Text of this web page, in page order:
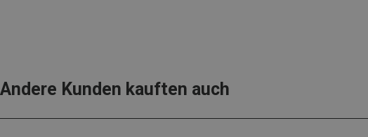
Andere Kunden kauften auch